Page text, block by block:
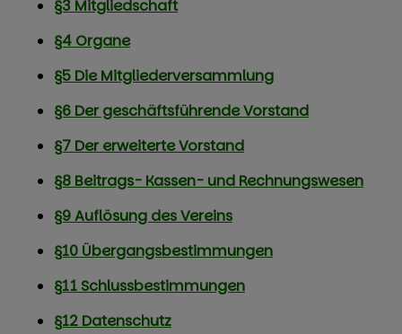
Freie Kleingärten
Neuigkeiten
Mehr Infos
Kontakt
Impressum
Mitgliederbereich
§3 Mitgliedschaft
§4 Organe
§5 Die Mitgliederversammlung
§6 Der geschäftsführende Vorstand
§7 Der erweiterte Vorstand
§8 Beitrags- Kassen- und Rechnungswesen
§9 Auflösung des Vereins
§10 Übergangsbestimmungen
§11 Schlussbestimmungen
§12 Datenschutz